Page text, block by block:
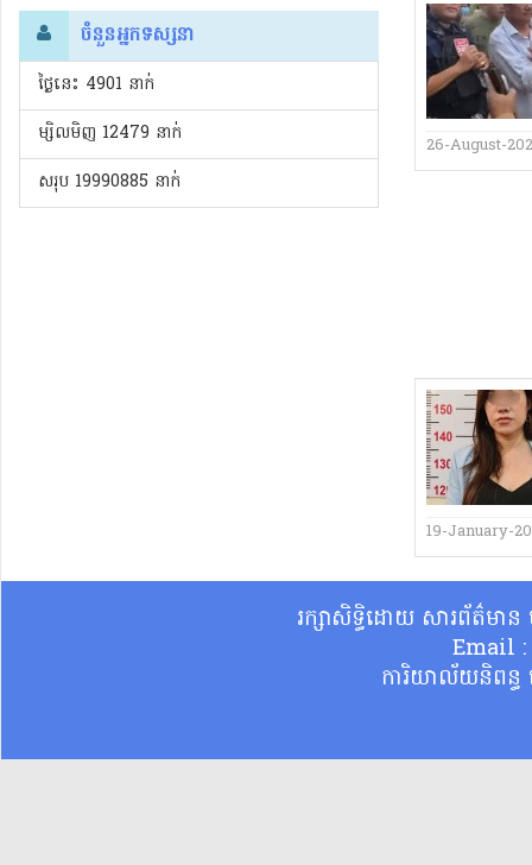
ចំនួនអ្នកទស្សនា
ថ្ងៃនេះ​ 4901 នាក់
ម្សិលមិញ 12479 នាក់
សរុប 19990885 នាក់
26-August-
19-January-
រក្សាសិទ្ធិដោយ សារព័ត៌មា
Email
ការិយាល័យនិពន្ធ